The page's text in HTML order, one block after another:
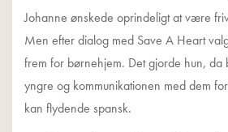
Johanne ønskede oprindeligt at være
Men efter dialog med Save A Heart
frem for børnehjem. Det gjorde hun, da
yngre og kommunikationen med dem
kan flydende spansk.